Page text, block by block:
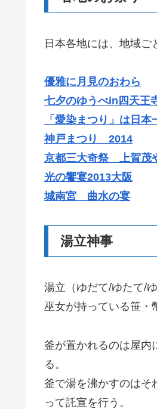
日本各地には、地域ご
優雅に月見のおわら
七夕のゆうべin四天王
「愛染まつり」は日本
神戸まつり 2014
京都三大奇祭 上賀茂
光の饗宴2013大阪
城南宮 曲水の宴
湯立神事
湯立（ゆだて/ゆたて/
巫女が持っている笹・
釜が置かれるのは屋内
る。
釜で湯を沸かすのはそ
って託宣を行う。